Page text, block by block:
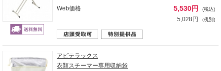
Web価格
5,530円 (税込)
5,028円 (税別)
アビテラックス
衣類スチーマー専用収納袋